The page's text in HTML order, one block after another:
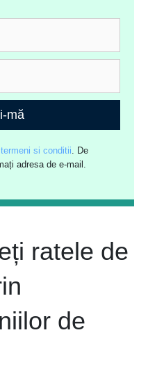
mă
termeni si conditii. De
adresa de e-mail.
ratele de
de